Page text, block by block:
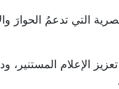
التي تدعمُ الحوارَ
الإعلام المستنير،